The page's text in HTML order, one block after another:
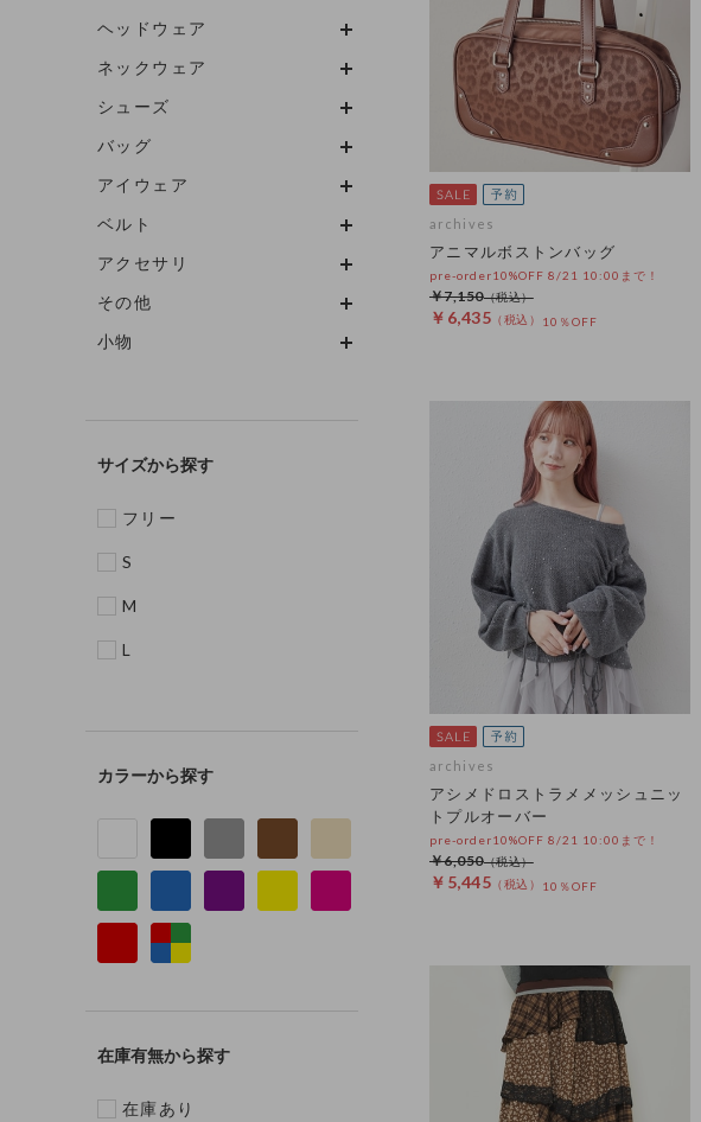
ヘッドウェア
ネックウェア
シューズ
バッグ
アイウェア
ベルト
アクセサリ
その他
小物
サイズ
フリー
S
M
L
カラー
在庫有無
在庫あり
archives
アニマルボストンバッグ
pre-order10%OFF 8/21 10:00まで！
￥6,435 10％OFF
￥7,150
archives
アシメドロストラメメッシュニッ
トプルオーバー
pre-order10%OFF 8/21 10:00まで！
￥5,445 10％OFF
￥6,050